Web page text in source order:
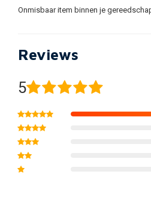
Onmisbaar item binnen je
Reviews
5